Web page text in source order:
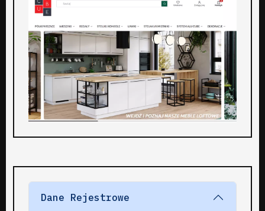
Dane Rejestrowe